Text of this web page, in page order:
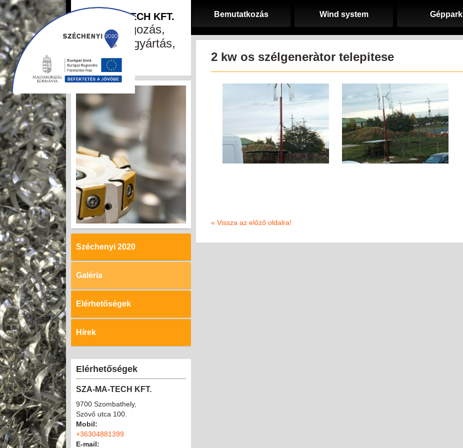
Bemutatkozás Wind system Géppark
SZA-MA-TECH KFT.
fémfeldolgozás,
szerszámgyártás,
CNC
Széchenyi 2020
Galéria
Elérhetőségek
Hírek
Elérhetőségek
SZA-MA-TECH KFT.
9700 Szombathely,
Szövő utca 100.
Mobil:
+36304881399
E-mail:
2 kw os szélgeneràtor telepitese
« Vissza az előző oldalra!